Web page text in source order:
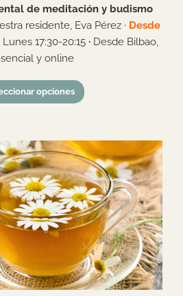
de meditación y budismo
residente, Eva Pérez · Desde
Lunes 17:30-20:15 · Desde Bilbao,
y online
opciones